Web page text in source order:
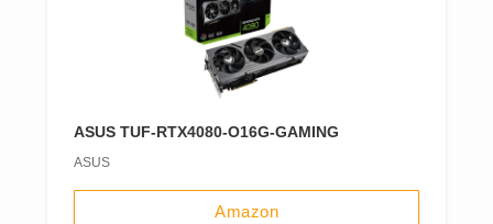
ASUS TUF-RTX4080-O16G-GAMING
ASUS
Amazon